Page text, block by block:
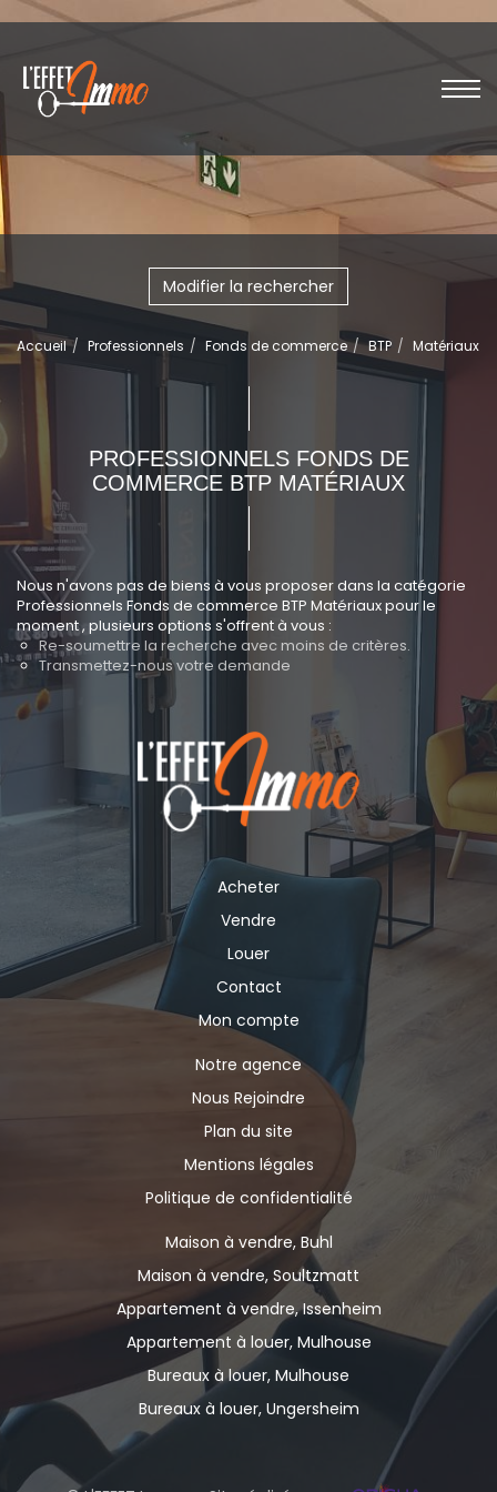
Modifier la rechercher
Accueil Professionnels Fonds de commerce BTP Matériaux
PROFESSIONNELS FONDS DE
COMMERCE BTP MATÉRIAUX
Nous n'avons pas de biens à vous proposer dans la catégorie
Professionnels Fonds de commerce BTP Matériaux pour le
moment , plusieurs options s'offrent à vous :
Re-soumettre la recherche avec moins de critères.
Transmettez-nous votre demande
Acheter
Vendre
Louer
Contact
Mon compte
Notre agence
Nous Rejoindre
Plan du site
Mentions légales
Politique de confidentialité
Maison à vendre, Buhl
Maison à vendre, Soultzmatt
Appartement à vendre, Issenheim
Appartement à louer, Mulhouse
Bureaux à louer, Mulhouse
Bureaux à louer, Ungersheim